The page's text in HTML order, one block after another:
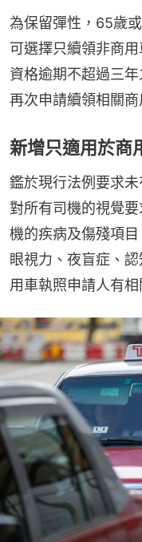
為保留彈性，65歲
可選擇只續領非商
資格逾期不超過三
再次申請續領相關商
新增只適用於商
鑑於現行法例要求
對所有司機的視覺
機的疾病及傷殘項
眼視力、夜盲症、
用車執照申請人有